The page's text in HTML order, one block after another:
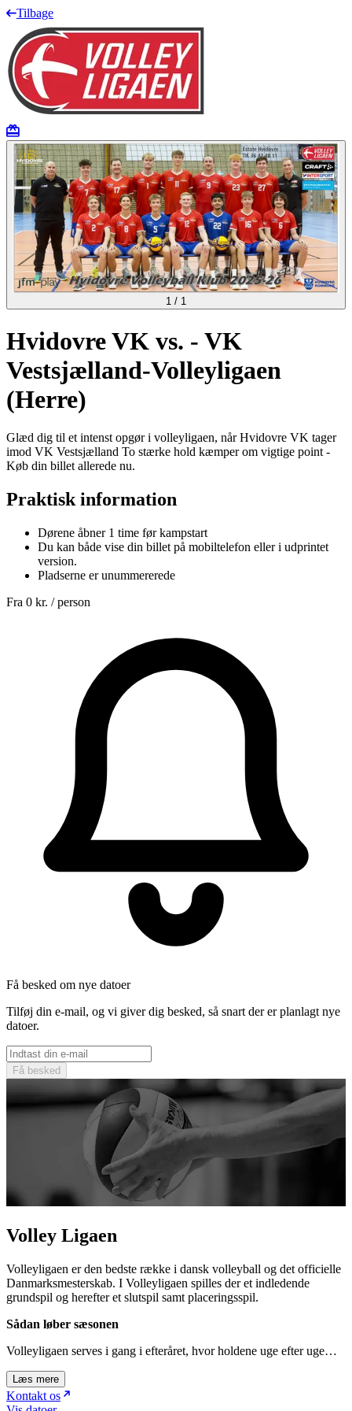
Tilbage
1 / 1
Hvidovre VK vs. - VK
Vestsjælland-Volleyligaen
(Herre)
Glæd dig til et intenst opgør i volleyligaen, når Hvidovre VK tager
imod VK Vestsjælland To stærke hold kæmper om vigtige point -
Køb din billet allerede nu.
Praktisk information
Dørene åbner 1 time før kampstart
Du kan både vise din billet på mobiltelefon eller i udprintet
version.
Pladserne er unummererede
Fra 0 kr. / person
Få besked om nye datoer
Tilføj din e-mail, og vi giver dig besked, så snart der er planlagt nye
datoer.
Få besked
Volley Ligaen
Volleyligaen er den bedste række i dansk volleyball og det officielle
Danmarksmesterskab. I Volleyligaen spilles der et indledende
grundspil og herefter et slutspil samt placeringsspil.
Sådan løber sæsonen
Volleyligaen serves i gang i efteråret, hvor holdene uge efter uge…
Læs mere
Kontakt os